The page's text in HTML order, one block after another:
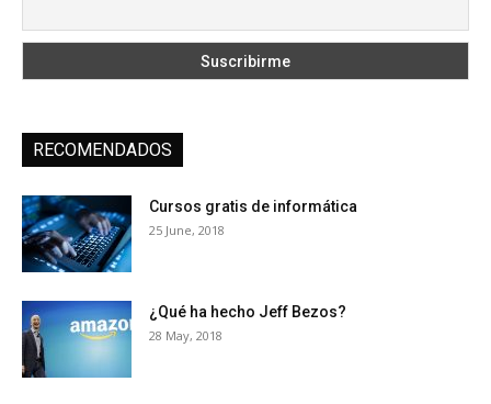
RECOMENDADOS
Cursos gratis de informática
25 June, 2018
¿Qué ha hecho Jeff Bezos?
28 May, 2018